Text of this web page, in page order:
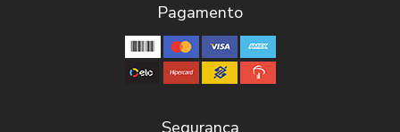
Pagamento
Segurança